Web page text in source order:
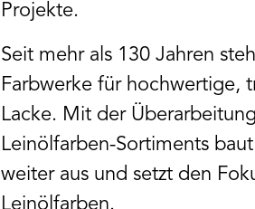
Projekte.
Seit mehr als 130 Jahren
Farbwerke für hochwertige,
Lacke. Mit der
Leinölfarben-Sortiments
weiter aus und setzt den
Leinölfarben.